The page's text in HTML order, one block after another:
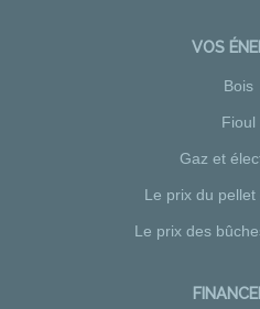
VOS
Bois
Fioul
Gaz et
Le prix du
Le prix des